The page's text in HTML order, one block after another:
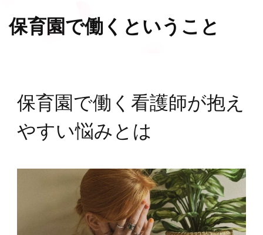
保育園で働くということ
保育園で働く看護師が抱え
やすい悩みとは